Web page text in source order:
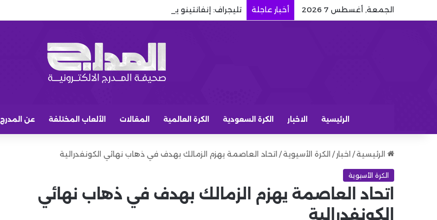
الجمعة, أغسطس 7 2026 أخبار عاجلة تليجراف: إنفانتينو يستغل توتر إسبانيا والمغرب للبقاء في رئاسة الفيفا
الرئيسية الاخبار الكرة السعودية الكرة العالمية المقالات الألعاب المختلفة عن المدرج
الرئيسية / اخبار / الكرة الأسيوية / اتحاد العاصمة يهزم الزمالك بهدف في ذهاب نهائي الكونفدرالية
الكرة الأسيوية
اتحاد العاصمة يهزم الزمالك بهدف في ذهاب نهائي
الكونفدرالية